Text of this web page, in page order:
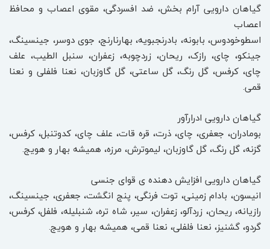
گیاهان دارویی آرام بخش، ضد افسردگی، مقوی اعصاب و محافظ
اعصاب
اسطوخودوس، بابونه، بادرنجبویه، بهارنارنج، جوی دوسر، جینسینگ،
جینکو، چای، رازک، ریحان، زردچوبه، زعفران، سنبل الطیب، علف
چای، کرفس، گل رنگ، گل ساعتی، گل گاوزبان، نعنا فلفلی و نعنا
قمی.
گیاهان دارویی ادرارآور
بومادران، جعفری، چای، ذرت، قره قات، علف چای، کدوتنبل، کرفس،
گزنه، گل رنگ، گل گاوزبان، لیموترش، مرزه، همیشه بهار و هویج.
گیاهان دارویی افزایش دهنده ی قوای جنسی
انیسون، بادام زمینی، توت فرنگی، پنج انگشت، جعفری، جینسینگ،
رازیانه، ریحان، زردآلو، زعفران، سیر، شاه تره، شنبلیله، فلفل، کرفس،
گردو، گشنیز، نعنا فلفلی، نعنا قمی، همیشه بهار و هویج.